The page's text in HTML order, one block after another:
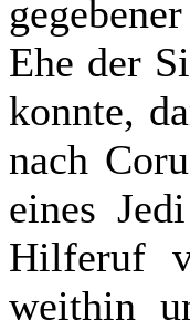
Ehe der
konnte,
nach
eines
Hilferuf
weithin